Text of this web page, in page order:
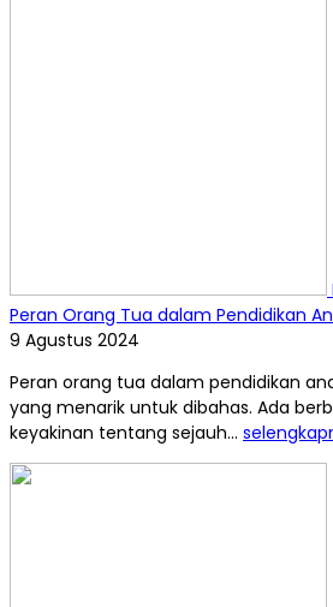
Peran Orang Tua dalam Pendidikan
9 Agustus 2024
Peran orang tua dalam pendidikan
yang menarik untuk dibahas. Ada
keyakinan tentang sejauh...